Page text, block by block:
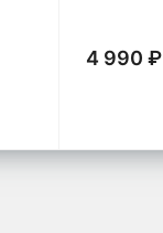
4 990 ₽